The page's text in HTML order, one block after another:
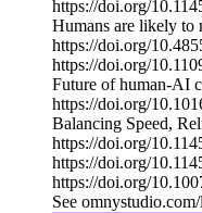
https://doi.org/
Humans are likely to
https://doi.org/
https://doi.org/
Future of human-AI
https://doi.org/
Balancing Speed,
https://doi.org/
https://doi.org/
https://doi.org/
See